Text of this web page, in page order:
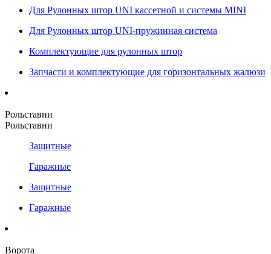
Для Рулонных штор UNI кассетной и системы MINI
Для Рулонных штор UNI-пружинная система
Комплектующие для рулонных штор
Запчасти и комплектующие для горизонтальных жалюзи
Рольставни
Рольставни
Защитные
Гаражные
Защитные
Гаражные
Ворота